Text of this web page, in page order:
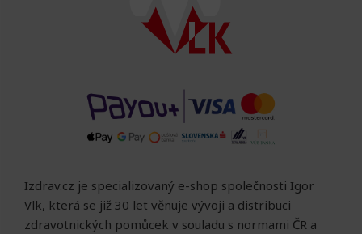
Izdrav.cz je specializovaný e-shop společnosti Igor
Vlk, která se již 30 let věnuje vývoji a distribuci
zdravotnických pomůcek v souladu s normami ČR a